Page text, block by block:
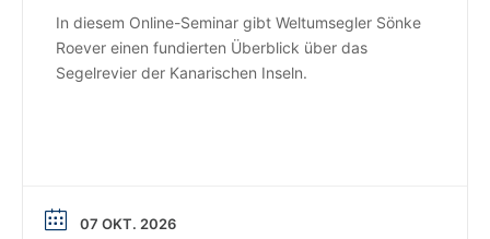
In diesem Online-Seminar gibt Weltumsegler Sönke
Roever einen fundierten Überblick über das
Segelrevier der Kanarischen Inseln.
07 OKT. 2026